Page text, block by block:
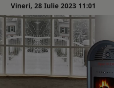
Vineri, 28 Iulie 2023 11:01